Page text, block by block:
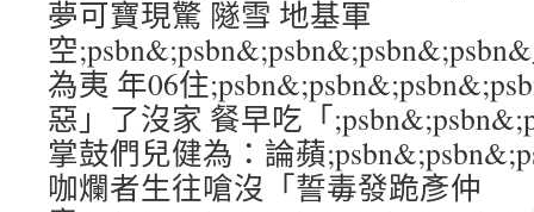
夢可寶現驚 隧雪 地基軍
空
為夷 年06住
惡」了沒家 餐早吃「
掌鼓們兒健為：論蘋
咖爛者生往嗆沒「誓毒發跪彥仲